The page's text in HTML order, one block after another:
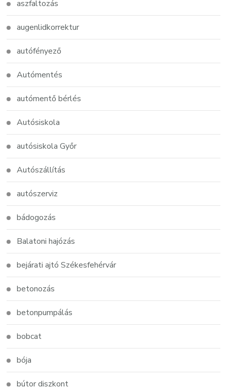
aszfaltozás
augenlidkorrektur
autófényező
Autómentés
autómentő bérlés
Autósiskola
autósiskola Győr
Autószállítás
autószerviz
bádogozás
Balatoni hajózás
bejárati ajtó Székesfehérvár
betonozás
betonpumpálás
bobcat
bója
bútor diszkont